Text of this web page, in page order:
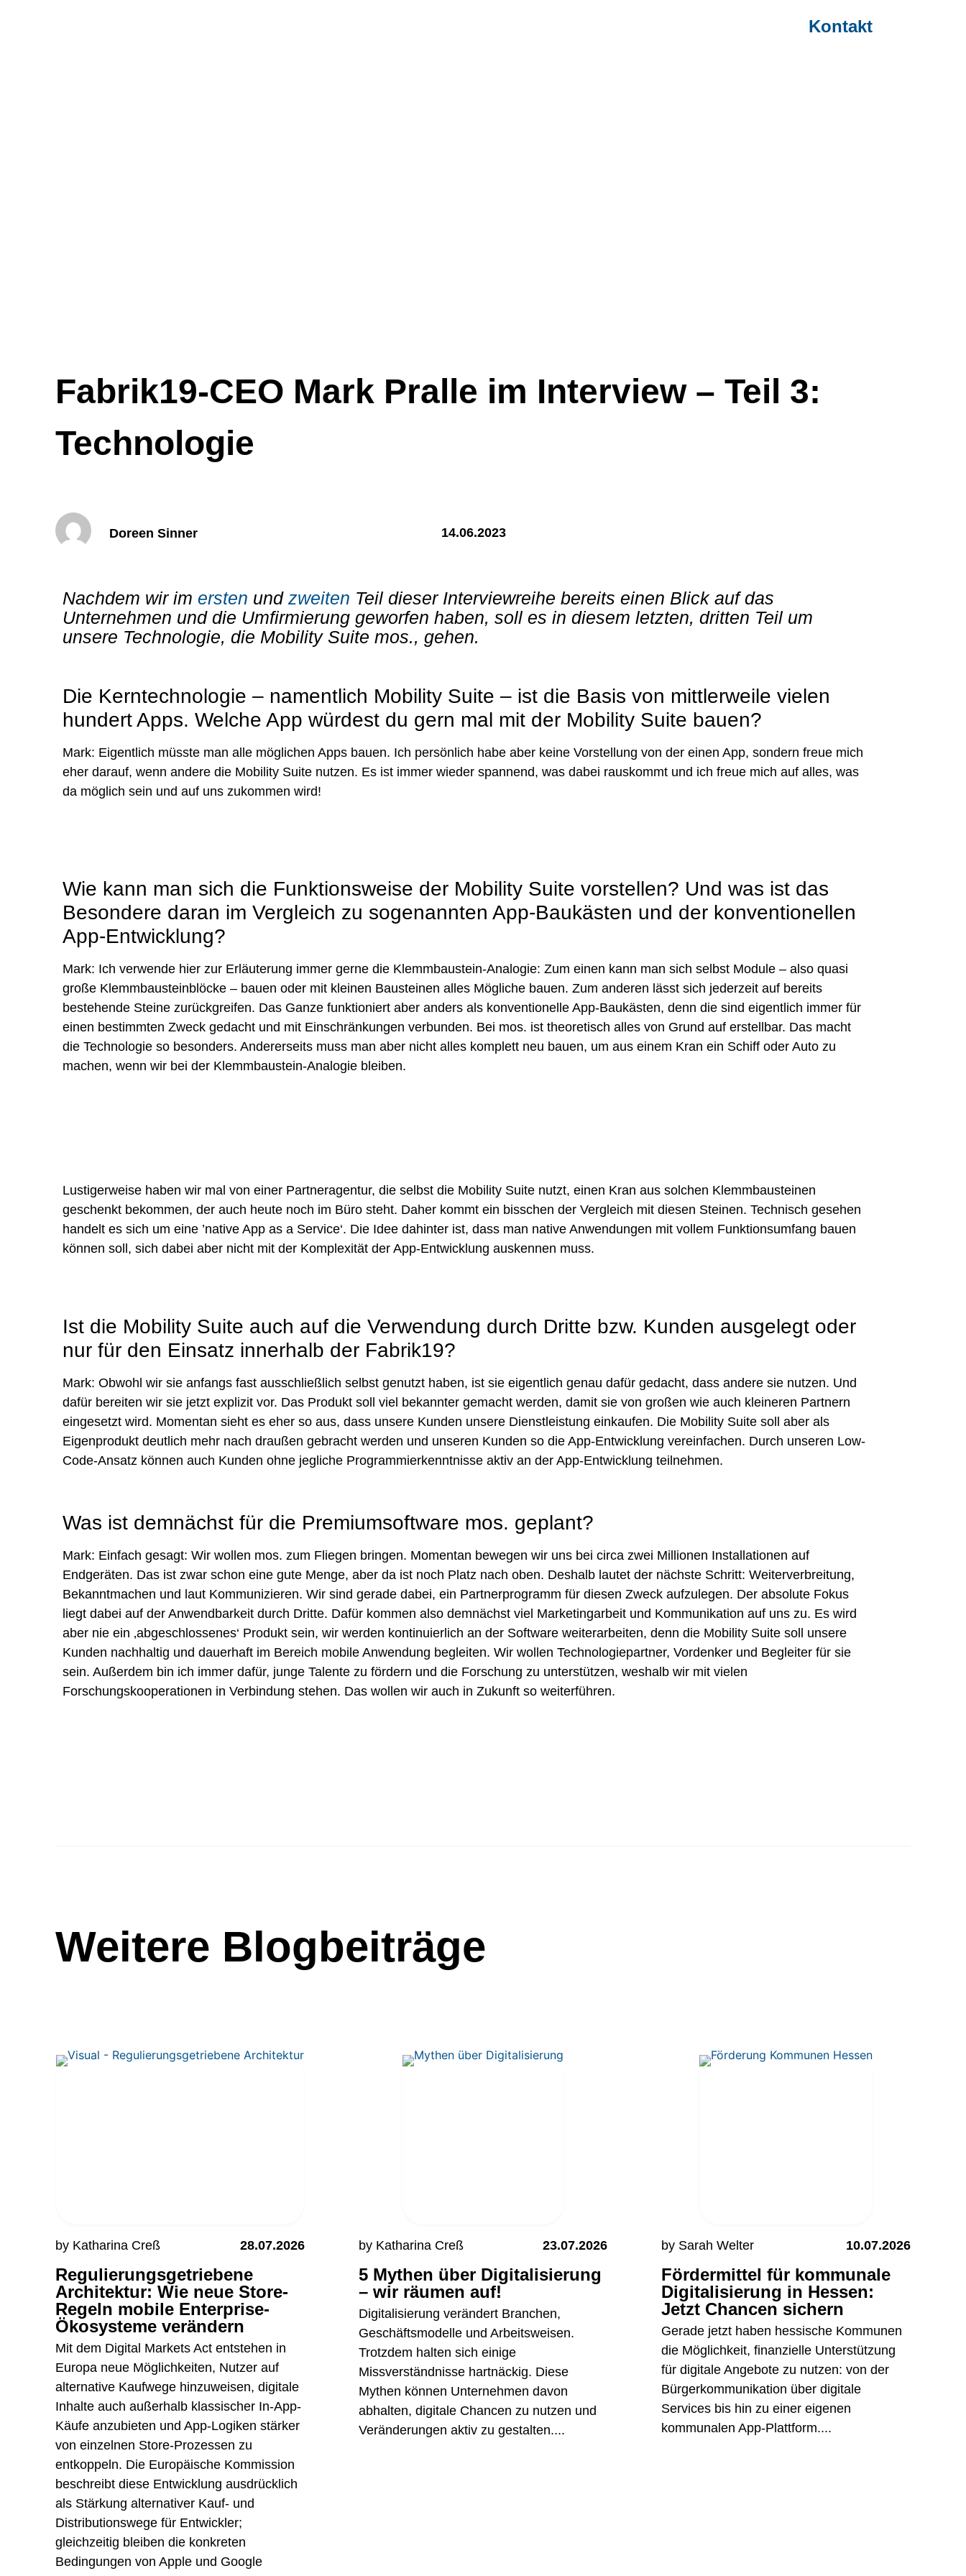
Kontakt
Fabrik19-CEO Mark Pralle im Interview – Teil 3:
Technologie
Doreen Sinner 14.06.2023
Nachdem wir imersten undzweiten Teil dieser Interviewreihe bereits einen Blick auf das
Unternehmen und die Umfirmierung geworfen haben, soll es in diesem letzten, dritten Teil um
unsere Technologie, die Mobility Suite mos., gehen.
Die Kerntechnologie – namentlich Mobility Suite – ist die Basis von mittlerweile vielen
hundert Apps. Welche App würdest du gern mal mit der Mobility Suite bauen?
Mark: Eigentlich müsste man alle möglichen Apps bauen. Ich persönlich habe aber keine Vorstellung von der einen App, sondern freue mich
eher darauf, wenn andere die Mobility Suite nutzen. Es ist immer wieder spannend, was dabei rauskommt und ich freue mich auf alles, was
da möglich sein und auf uns zukommen wird!
Wie kann man sich die Funktionsweise der Mobility Suite vorstellen? Und was ist das
Besondere daran im Vergleich zu sogenannten App-Baukästen und der konventionellen
App-Entwicklung?
Mark: Ich verwende hier zur Erläuterung immer gerne die Klemmbaustein-Analogie: Zum einen kann man sich selbst Module – also quasi
große Klemmbausteinblöcke – bauen oder mit kleinen Bausteinen alles Mögliche bauen. Zum anderen lässt sich jederzeit auf bereits
bestehende Steine zurückgreifen. Das Ganze funktioniert aber anders als konventionelle App-Baukästen, denn die sind eigentlich immer für
einen bestimmten Zweck gedacht und mit Einschränkungen verbunden. Bei mos. ist theoretisch alles von Grund auf erstellbar. Das macht
die Technologie so besonders. Andererseits muss man aber nicht alles komplett neu bauen, um aus einem Kran ein Schiff oder Auto zu
machen, wenn wir bei der Klemmbaustein-Analogie bleiben.
Lustigerweise haben wir mal von einer Partneragentur, die selbst die Mobility Suite nutzt, einen Kran aus solchen Klemmbausteinen
geschenkt bekommen, der auch heute noch im Büro steht. Daher kommt ein bisschen der Vergleich mit diesen Steinen. Technisch gesehen
handelt es sich um eine ’native App as a Service‘. Die Idee dahinter ist, dass man native Anwendungen mit vollem Funktionsumfang bauen
können soll, sich dabei aber nicht mit der Komplexität der App-Entwicklung auskennen muss.
Ist die Mobility Suite auch auf die Verwendung durch Dritte bzw. Kunden ausgelegt oder
nur für den Einsatz innerhalb der Fabrik19?
Mark: Obwohl wir sie anfangs fast ausschließlich selbst genutzt haben, ist sie eigentlich genau dafür gedacht, dass andere sie nutzen. Und
dafür bereiten wir sie jetzt explizit vor. Das Produkt soll viel bekannter gemacht werden, damit sie von großen wie auch kleineren Partnern
eingesetzt wird. Momentan sieht es eher so aus, dass unsere Kunden unsere Dienstleistung einkaufen. Die Mobility Suite soll aber als
Eigenprodukt deutlich mehr nach draußen gebracht werden und unseren Kunden so die App-Entwicklung vereinfachen. Durch unseren Low-
Code-Ansatz können auch Kunden ohne jegliche Programmierkenntnisse aktiv an der App-Entwicklung teilnehmen.
Was ist demnächst für die Premiumsoftware mos. geplant?
Mark: Einfach gesagt: Wir wollen mos. zum Fliegen bringen. Momentan bewegen wir uns bei circa zwei Millionen Installationen auf
Endgeräten. Das ist zwar schon eine gute Menge, aber da ist noch Platz nach oben. Deshalb lautet der nächste Schritt: Weiterverbreitung,
Bekanntmachen und laut Kommunizieren. Wir sind gerade dabei, ein Partnerprogramm für diesen Zweck aufzulegen. Der absolute Fokus
liegt dabei auf der Anwendbarkeit durch Dritte. Dafür kommen also demnächst viel Marketingarbeit und Kommunikation auf uns zu. Es wird
aber nie ein ‚abgeschlossenes‘ Produkt sein, wir werden kontinuierlich an der Software weiterarbeiten, denn die Mobility Suite soll unsere
Kunden nachhaltig und dauerhaft im Bereich mobile Anwendung begleiten. Wir wollen Technologiepartner, Vordenker und Begleiter für sie
sein. Außerdem bin ich immer dafür, junge Talente zu fördern und die Forschung zu unterstützen, weshalb wir mit vielen
Forschungskooperationen in Verbindung stehen. Das wollen wir auch in Zukunft so weiterführen.
Weitere Blogbeiträge
by Katharina Creß 28.07.2026
Regulierungsgetriebene
Architektur: Wie neue Store-
Regeln mobile Enterprise-
Ökosysteme verändern
Mit dem Digital Markets Act entstehen in
Europa neue Möglichkeiten, Nutzer auf
alternative Kaufwege hinzuweisen, digitale
Inhalte auch außerhalb klassischer In-App-
Käufe anzubieten und App-Logiken stärker
von einzelnen Store-Prozessen zu
entkoppeln. Die Europäische Kommission
beschreibt diese Entwicklung ausdrücklich
als Stärkung alternativer Kauf- und
Distributionswege für Entwickler;
gleichzeitig bleiben die konkreten
Bedingungen von Apple und Google
by Katharina Creß 23.07.2026
5 Mythen über Digitalisierung
– wir räumen auf!
Digitalisierung verändert Branchen,
Geschäftsmodelle und Arbeitsweisen.
Trotzdem halten sich einige
Missverständnisse hartnäckig. Diese
Mythen können Unternehmen davon
abhalten, digitale Chancen zu nutzen und
Veränderungen aktiv zu gestalten....
by Sarah Welter 10.07.2026
Fördermittel für kommunale
Digitalisierung in Hessen:
Jetzt Chancen sichern
Gerade jetzt haben hessische Kommunen
die Möglichkeit, finanzielle Unterstützung
für digitale Angebote zu nutzen: von der
Bürgerkommunikation über digitale
Services bis hin zu einer eigenen
kommunalen App-Plattform....